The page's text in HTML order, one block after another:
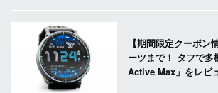
【期間限定クーポン
ーツまで！ タフで
Active Max」をレビ